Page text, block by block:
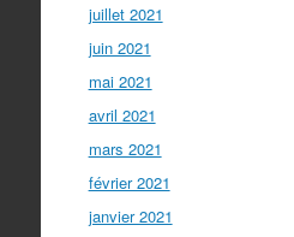
juillet 2021
juin 2021
mai 2021
avril 2021
mars 2021
février 2021
janvier 2021